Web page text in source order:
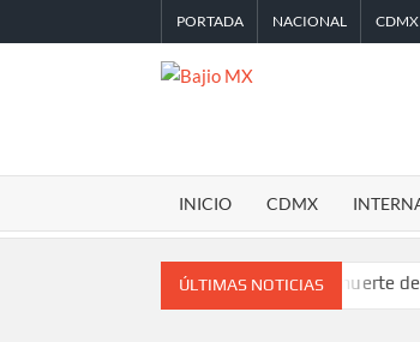
al
PORTADA NACIONAL CDMX
MX
INICIO CDMX
ÚLTIMAS NOTICIAS
Confirman muerte de Sydney